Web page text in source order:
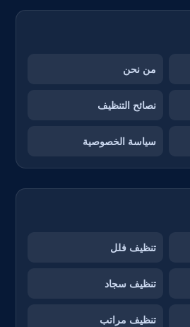
من نحن
نصائح التنظيف
سياسة الخصوصية
تنظيف فلل
تنظيف سجاد
تنظيف مراتب